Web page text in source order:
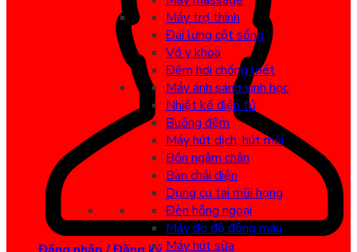
Máy trợ thính
Đai lưng cột sống
Vớ y khoa
Đệm hơi chống loét
Máy ánh sáng sinh học
Nhiệt kế điện tử
Buồng đệm
Máy hút dịch, hút mũi
Bồn ngâm chân
Bàn chải điện
Dụng cụ tai mũi họng
Đèn hồng ngoại
Máy đo độ đông máu
Máy hút sữa